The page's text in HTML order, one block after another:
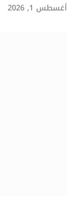
أغسطس 1, 2026